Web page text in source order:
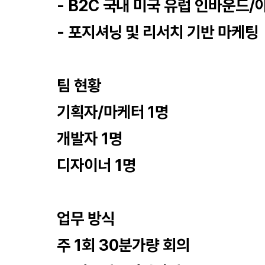
- B2C 국내 미국 유럽 인바운드/
- 포지셔닝 및 리서치 기반 마케팅
팀 현황
기획자/마케터 1명
개발자 1명
디자이너 1명
업무 방식
주 1회 30분가량 회의